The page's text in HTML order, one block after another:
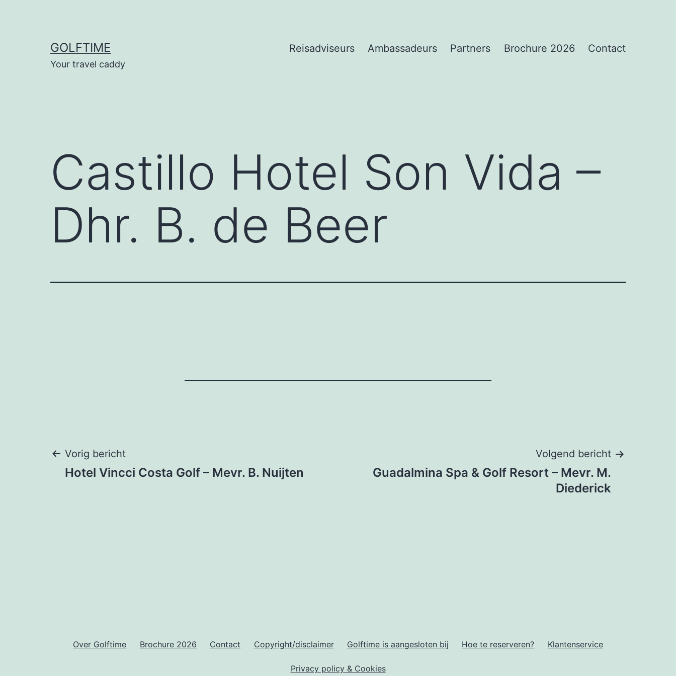
GOLFTIME
Your travel caddy
Reisadviseurs Ambassadeurs Partners Brochure 2026 Contact
Castillo Hotel Son Vida –
Dhr. B. de Beer
Bericht
Vorig bericht
Hotel Vincci Costa Golf – Mevr. B. Nuijten
Volgend bericht
Guadalmina Spa & Golf Resort – Mevr. M.
Diederick
Over Golftime Brochure 2026 Contact Copyright/disclaimer Golftime is aangesloten bij Hoe te reserveren? Klantenservice
Privacy policy & Cookies